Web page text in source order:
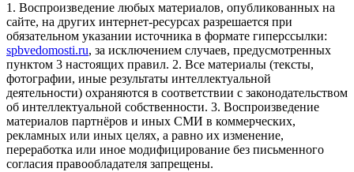
1. Воспроизведение любых материалов, опубликованных на
сайте, на других интернет-ресурсах разрешается при
обязательном указании источника в формате гиперссылки:
spbvedomosti.ru, за исключением случаев, предусмотренных
пунктом 3 настоящих правил. 2. Все материалы (тексты,
фотографии, иные результаты интеллектуальной
деятельности) охраняются в соответствии с законодательством
об интеллектуальной собственности. 3. Воспроизведение
материалов партнёров и иных СМИ в коммерческих,
рекламных или иных целях, а равно их изменение,
переработка или иное модифицирование без письменного
согласия правообладателя запрещены.